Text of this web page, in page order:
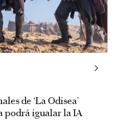
de ‘La Odisea’
podrá igualar la IA